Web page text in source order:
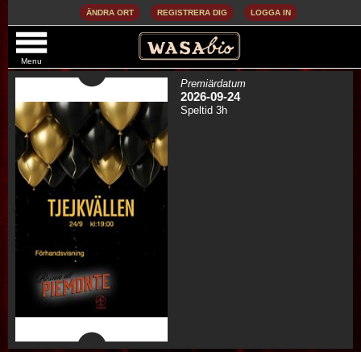
TJEJKVÄLLEN
Premiärdatum
2026-09-24
Speltid 3h
ÄNDRA ORT REGISTRERA DIG LOGGA IN
Menu